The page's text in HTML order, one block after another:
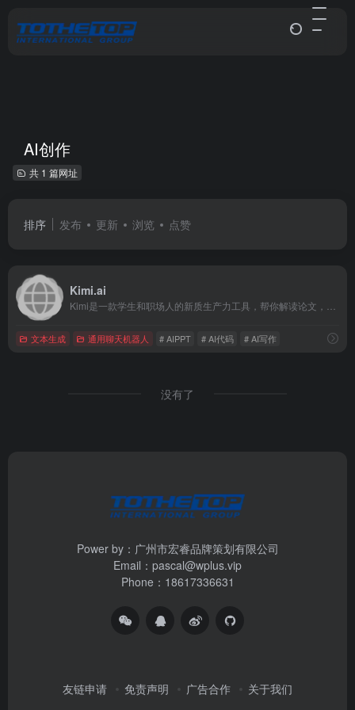
AI创作
共 1 篇网址
排序 发布 更新 浏览 点赞
Kimi.ai
文本生成 通用聊天机器人 # AIPPT # AI代码 # AI写作
没有了
Power by：广州市宏睿品牌策划有限公司
Email：pascal@wplus.vip
Phone：18617336631
友链申请 免责声明 广告合作 关于我们